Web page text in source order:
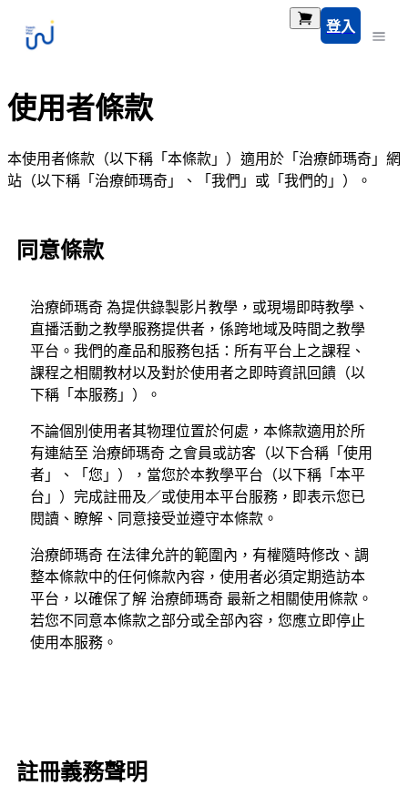
登入
使用者條款
本使用者條款（以下稱「本條款」）適用於「治療師瑪奇」網
站（以下稱「治療師瑪奇」、「我們」或「我們的」）。
同意條款
治療師瑪奇 為提供錄製影片教學，或現場即時教學、
直播活動之教學服務提供者，係跨地域及時間之教學
平台。我們的產品和服務包括：所有平台上之課程、
課程之相關教材以及對於使用者之即時資訊回饋（以
下稱「本服務」）。
不論個別使用者其物理位置於何處，本條款適用於所
有連結至 治療師瑪奇 之會員或訪客（以下合稱「使用
者」、「您」），當您於本教學平台（以下稱「本平
台」）完成註冊及／或使用本平台服務，即表示您已
閱讀、瞭解、同意接受並遵守本條款。
治療師瑪奇 在法律允許的範圍內，有權隨時修改、調
整本條款中的任何條款內容，使用者必須定期造訪本
平台，以確保了解 治療師瑪奇 最新之相關使用條款。
若您不同意本條款之部分或全部內容，您應立即停止
使用本服務。
註冊義務聲明